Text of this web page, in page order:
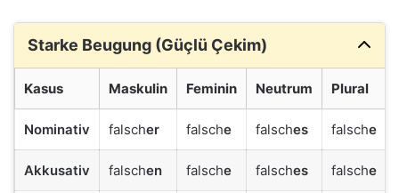
Starke Beugung (Güçlü Çekim)
Kasus Maskulin Feminin Neutrum Plural
Nominativ falscher falsche falsches falsche
Akkusativ falschen falsche falsches falsche